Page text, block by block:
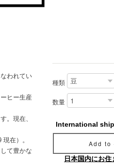
われてい
ヒー生産
。現在、
在）。
て豊かな
種類
数量
International
Add to
日本国内にお